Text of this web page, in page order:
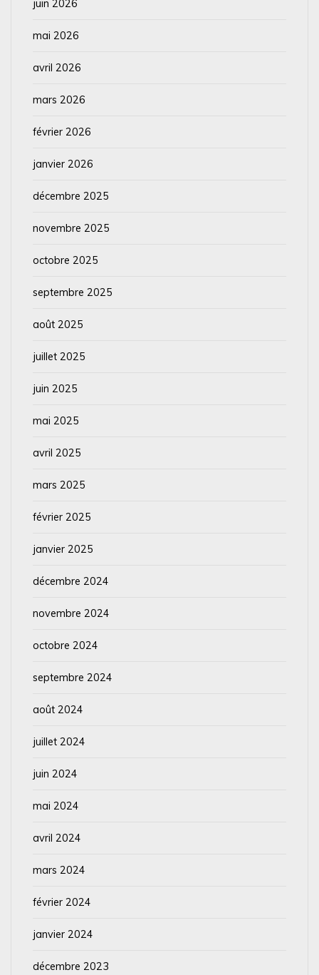
juin 2026
mai 2026
avril 2026
mars 2026
février 2026
janvier 2026
décembre 2025
novembre 2025
octobre 2025
septembre 2025
août 2025
juillet 2025
juin 2025
mai 2025
avril 2025
mars 2025
février 2025
janvier 2025
décembre 2024
novembre 2024
octobre 2024
septembre 2024
août 2024
juillet 2024
juin 2024
mai 2024
avril 2024
mars 2024
février 2024
janvier 2024
décembre 2023